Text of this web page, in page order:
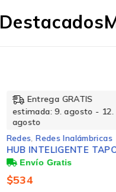
Destacados
Entrega GRATIS
estimada: 9. agosto - 12.
agosto
Redes,Redes Inalámbricas
HUB INTELIGENTE
$534